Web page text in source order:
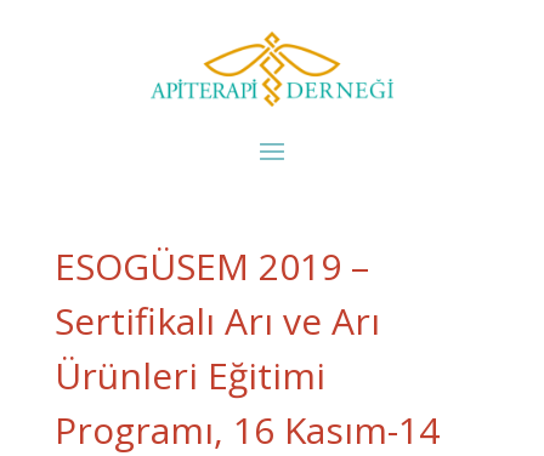
ESOGÜSEM 2019 –
Sertifikalı Arı ve Arı
Ürünleri Eğitimi
Programı, 16 Kasım-14